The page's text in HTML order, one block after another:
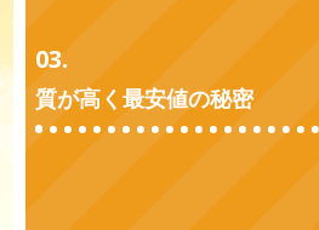
03.
質が高く最安値の秘密